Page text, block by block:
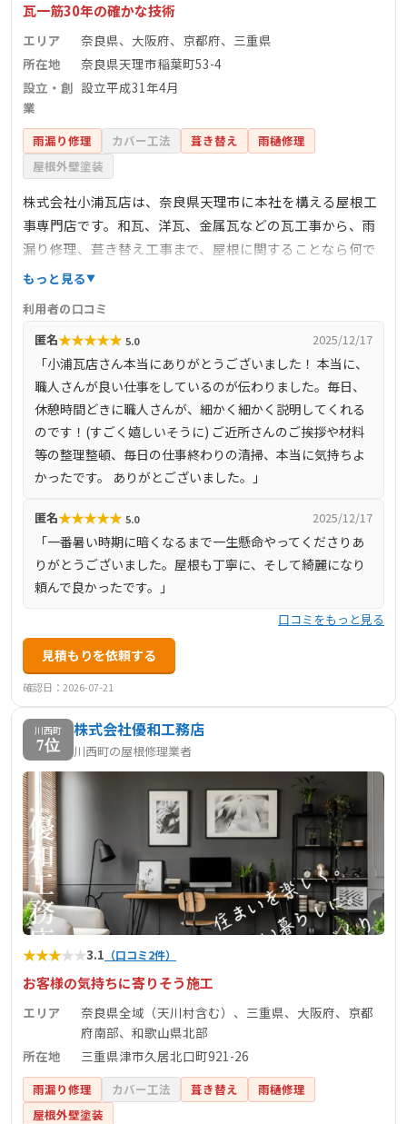
瓦一筋30年の確かな技術
エリア
奈良県、大阪府、京都府、三重県
所在地
奈良県天理市稲葉町53-4
設立・創
業
設立平成31年4月
雨漏り修理 カバー工法 葺き替え
雨樋修理
屋根外壁塗装
株式会社小浦瓦店は、奈良県天理市に本社を構える屋根工
事専門店です。和瓦、洋瓦、金属瓦などの瓦工事から、雨
漏り修理、葺き替え工事まで、屋根に関することなら何で
も対応可能です。平成31年4月に設立され、代表の小浦純一
大阪府、京都府、三重県で、相談、調査、見積もりは完全
無料で行っています。お客様第一の企業方針で、丁寧な対
応と確かな技術で信頼を築いています。
もっと見る
利用者の口コミ
匿名★★★★★ 5.0 2025/12/17
「小浦瓦店さん本当にありがとうございました！ 本当に、
職人さんが良い仕事をしているのが伝わりました。毎日、
休憩時間どきに職人さんが、細かく細かく説明してくれる
のです！(すごく嬉しいそうに) ご近所さんのご挨拶や材料
等の整理整頓、毎日の仕事終わりの清掃、本当に気持ちよ
かったです。 ありがとございました。」
匿名★★★★★ 5.0 2025/12/17
「一番暑い時期に暗くなるまで一生懸命やってくださりあ
りがとうございました。屋根も丁寧に、そして綺麗になり
頼んで良かったです。」
口コミをもっと見る
見積もりを依頼する
確認日：2026-07-21
川西町
7位
株式会社優和工務店
川西町の屋根修理業者
★★★★★3.1 （口コミ2件）
お客様の気持ちに寄りそう施工
エリア
奈良県全域（天川村含む）、三重県、大阪府、京都
府南部、和歌山県北部
所在地
三重県津市久居北口町921-26
雨漏り修理 カバー工法 葺き替え
雨樋修理
屋根外壁塗装